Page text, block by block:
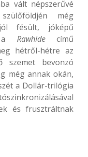
vált népszerűvé
még
fésült, jóképű
a Rawhidecímű
hétről-hétre az
bevonzó
még annak okán,
a Dollár-trilógia
és frusztráltnak